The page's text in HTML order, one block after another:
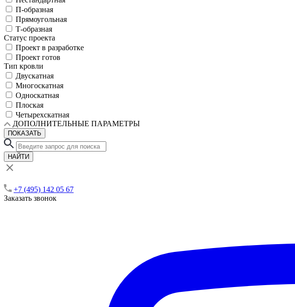
П-образная
Прямоугольная
Т-образная
Статус проекта
Проект в разработке
Проект готов
Тип кровли
Двускатная
Многоскатная
Односкатная
Плоская
Четырехскатная
ДОПОЛНИТЕЛЬНЫЕ ПАРАМЕТРЫ
ПОКАЗАТЬ
НАЙТИ
+7 (495) 142 05 67
Заказать звонок